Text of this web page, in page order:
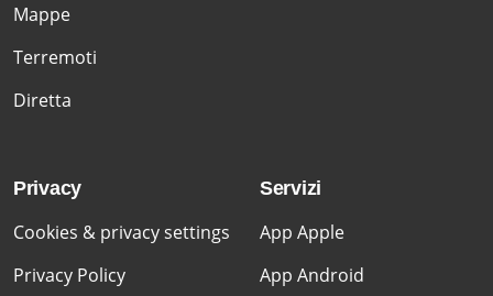
Mappe
Terremoti
Diretta
Privacy
Cookies & privacy settings
Privacy Policy
Servizi
App Apple
App Android